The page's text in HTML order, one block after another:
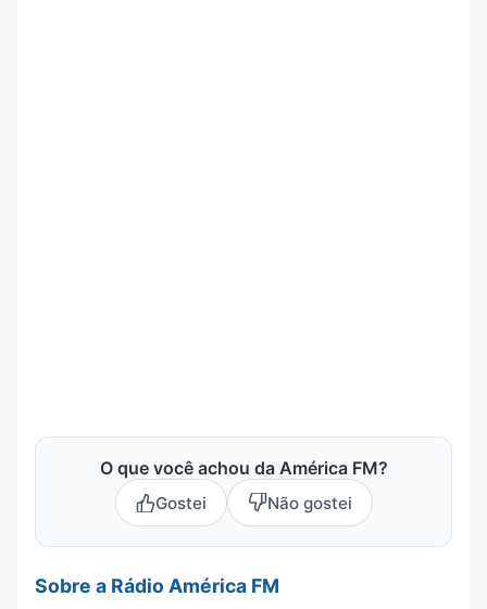
O que você achou da América FM?
Gostei Não gostei
Sobre a Rádio América FM